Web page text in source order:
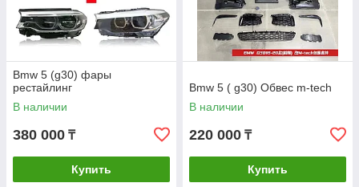
Bmw 5 (g30) фары
рестайлинг
В наличии
380 000 ₸
Купить
Bmw 5 ( g30) Обвес m-tech
В наличии
220 000 ₸
Купить